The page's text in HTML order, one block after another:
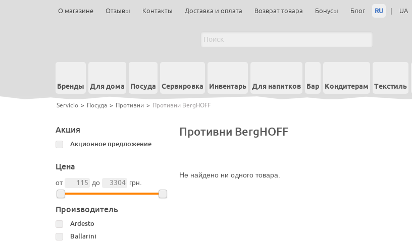
О магазине Отзывы Контакты Доставка и оплата Возврат товара Бонусы Блог RU | UA
Бренды Для дома Посуда Сервировка Инвентарь Для напитков Бар Кондитерам Текстиль
Servicio > Посуда > Противни > Противни BergHOFF
Акция
Акционное предложение
Цена
от до грн.
Производитель
Ardesto
Ballarini
Противни BergHOFF
Не найдено ни одного товара.